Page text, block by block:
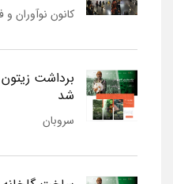
کانون نوآوران و
برداشت زیتون
شد
سروبان